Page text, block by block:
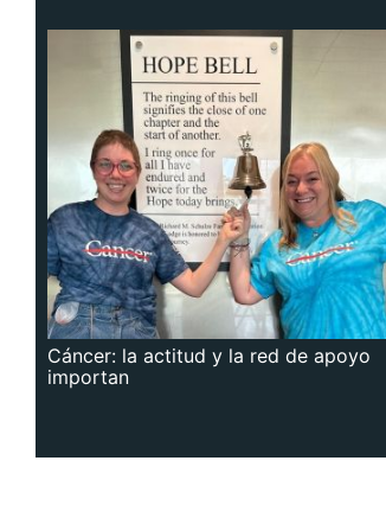
Cáncer: la actitud y la red de apoyo
importan